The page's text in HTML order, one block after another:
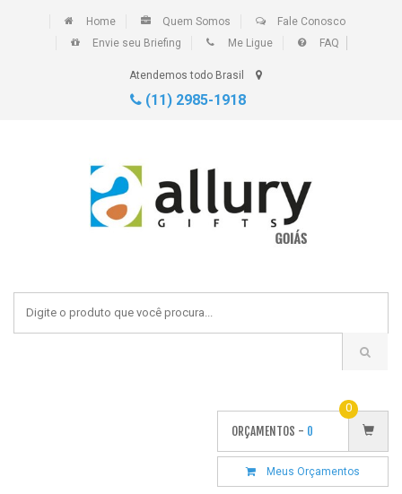
Home Quem Somos
Fale Conosco
Envie seu Briefing
Me Ligue FAQ
Atendemos todo Brasil
(11) 2985-1918
ORÇAMENTOS - 0
0
Meus Orçamentos